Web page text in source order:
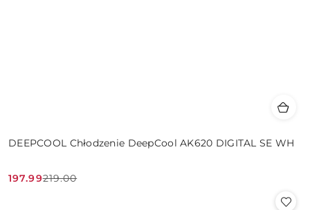
DEEPCOOL Chłodzenie DeepCool AK620 DIGITAL SE WH
Cena
197.99
Cena
219.00